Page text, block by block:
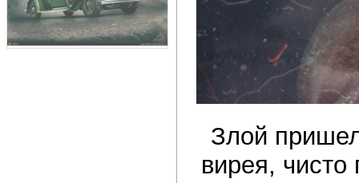
Злой
вирея, чисто